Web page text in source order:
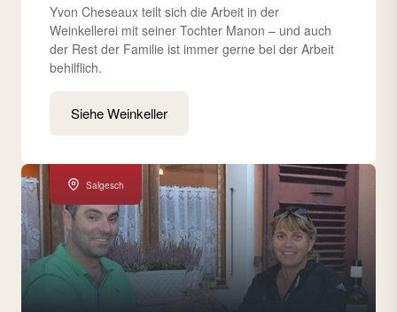
Yvon Cheseaux teilt sich die Arbeit in der
Weinkellerei mit seiner Tochter Manon – und auch
der Rest der Familie ist immer gerne bei der Arbeit
behilflich.
Siehe Weinkeller
Salgesch